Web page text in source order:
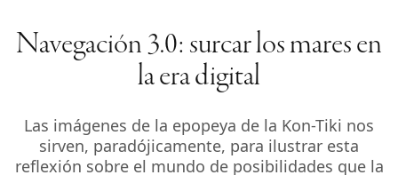
Navegación 3.0: surcar los mares en
la era digital
Las imágenes de la epopeya de la Kon-Tiki nos
sirven, paradójicamente, para ilustrar esta
reflexión sobre el mundo de posibilidades que la